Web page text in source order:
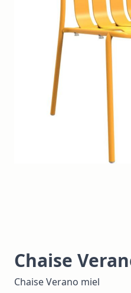
Chaise
Chaise Verano miel